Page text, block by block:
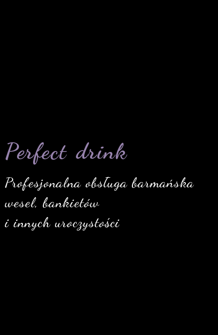
Perfect drink
Profesjonalna obsługa barmańska
wesel, bankietów
i innych uroczystości